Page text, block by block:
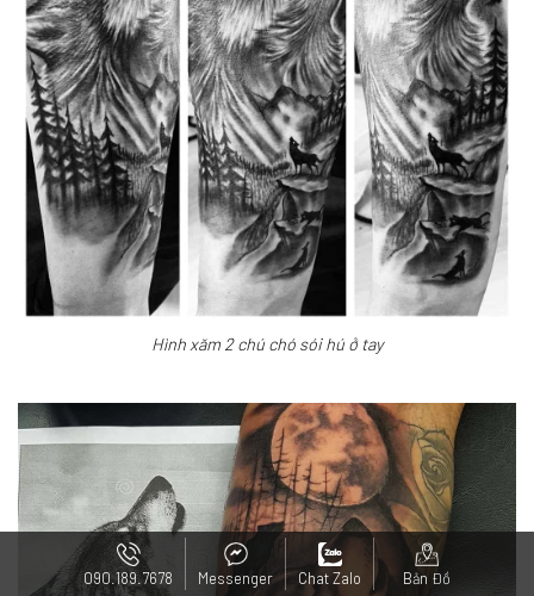
090.189.7678 Messenger Chat Zalo Bản Đồ
Hình xăm 2 chú chó sói hú ở tay